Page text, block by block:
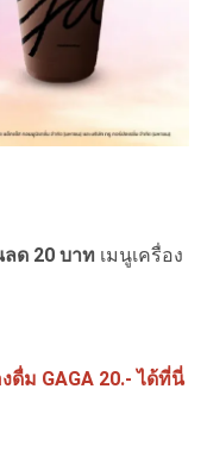
ด 20 บาท เมนูเครื่อง
ม GAGA 20.- ได้ที่นี่